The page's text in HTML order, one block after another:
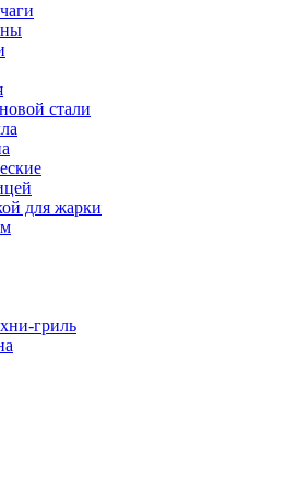
стали
для жарки
гриль